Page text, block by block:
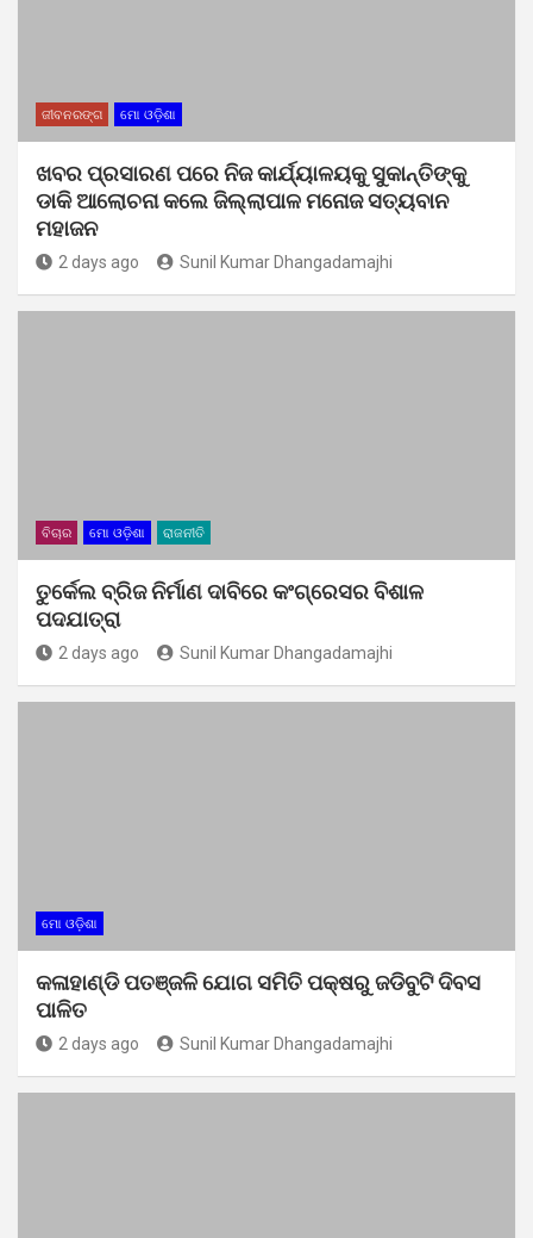
ଜୀବନରଙ୍ଗ ମୋ ଓଡ଼ିଶା
ଖବର ପ୍ରସାରଣ ପରେ ନିଜ କାର୍ଯ୍ୟାଳୟକୁ ସୁକାନ୍ତିଙ୍କୁ
ଡାକି ଆଲୋଚନା କଲେ ଜିଲ୍ଲାପାଳ ମନୋଜ ସତ୍ୟବାନ
ମହାଜନ
2 days ago Sunil Kumar Dhangadamajhi
ବିଚାର ମୋ ଓଡ଼ିଶା ରାଜନୀତି
ତୁର୍କେଲ ବ୍ରିଜ ନିର୍ମାଣ ଦାବିରେ କଂଗ୍ରେସର ବିଶାଳ
ପଦଯାତ୍ରା
2 days ago Sunil Kumar Dhangadamajhi
ମୋ ଓଡ଼ିଶା
କଳାହାଣ୍ଡି ପତଞ୍ଜଳି ଯୋଗ ସମିତି ପକ୍ଷରୁ ଜଡିବୁଟି ଦିବସ
ପାଳିତ
2 days ago Sunil Kumar Dhangadamajhi